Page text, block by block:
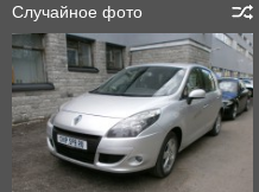
Случайное фото